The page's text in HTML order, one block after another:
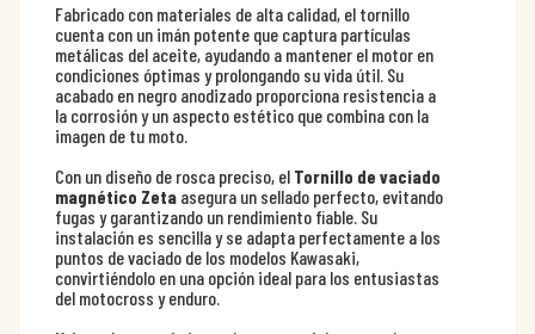
Fabricado con materiales de alta calidad, el tornillo
cuenta con un imán potente que captura partículas
metálicas del aceite, ayudando a mantener el motor en
condiciones óptimas y prolongando su vida útil. Su
acabado en negro anodizado proporciona resistencia a
la corrosión y un aspecto estético que combina con la
imagen de tu moto.
Con un diseño de rosca preciso, el Tornillo de vaciado
magnético Zeta asegura un sellado perfecto, evitando
fugas y garantizando un rendimiento fiable. Su
instalación es sencilla y se adapta perfectamente a los
puntos de vaciado de los modelos Kawasaki,
convirtiéndolo en una opción ideal para los entusiastas
del motocross y enduro.